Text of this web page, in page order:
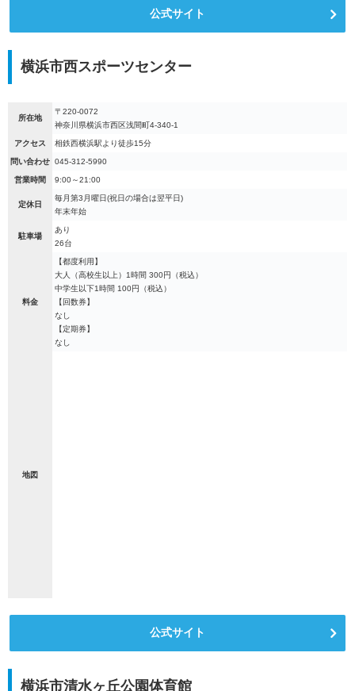
公式サイト
横浜市西スポーツセンター
所在地
〒220-0072
神奈川県横浜市西区浅間町4-340-1
アクセス 相鉄西横浜駅より徒歩15分
問い合わせ 045-312-5990
営業時間 9:00～21:00
定休日
毎月第3月曜日(祝日の場合は翌平日)
年末年始
駐車場
あり
26台
料金
【都度利用】
大人（高校生以上）1時間 300円（税込）
中学生以下1時間 100円（税込）
【回数券】
なし
【定期券】
なし
地図
公式サイト
横浜市清水ヶ丘公園体育館